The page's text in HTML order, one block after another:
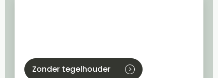
Zonder tegelhouder